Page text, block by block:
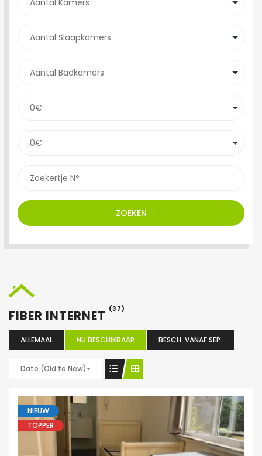
ZOEKEN
FIBER INTERNET (37)
ALLEMAAL NU BESCHIKBAAR BESCH. VANAF SEP.
Date (Old to New)
NIEUW
TOPPER